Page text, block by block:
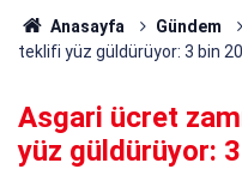
Anasayfa Gündem
teklifi yüz güldürüyor: 3 bin
Asgari ücret
yüz güldürüyor: